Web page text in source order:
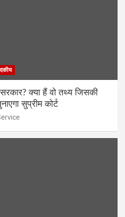
क्या हैं वो तथ्य जिसकी
सुप्रीम कोर्ट